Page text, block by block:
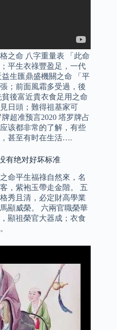
之命 八字重量表 「此命
平生衣祿豐盈足，一代
生匯鼎盛機關之命 「平
；前面風霜多受過，後
後富近貴衣食足用之命
日頭；難得祖基家可
超准预言2020 塔罗牌占
该都非常的了解，有些
甚至有时在生活….
有绝对好坏标准
命平生福祿自然來，名
，紫袍玉帶走金階。 五
秀且清，必定財高學業
顯威榮。 六兩官職榮華
顯祖榮官大器成；衣食